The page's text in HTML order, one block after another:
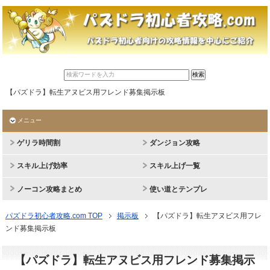
【パズドラ】転生アヌビス用フレンド募集掲示板
メニュー
ゲリラ時間割 ダンジョン攻略
スキル上げ効率 スキル上げ一覧
ノーコン攻略まとめ 使い道とテンプレ
パズドラ初心者攻略.com TOP 掲示板
【パズドラ】転生アヌビス用フレ
ンド募集掲示板
【パズドラ】転生アヌビス用フレンド募集掲示